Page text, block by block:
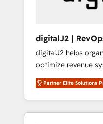
digitalJ2 |
Implementations
digitalJ2 helps
optimize revenue
scalable, predictable growth.
accredited HubSpot
specialize in both
and hands-on
Partner Elite Solutions